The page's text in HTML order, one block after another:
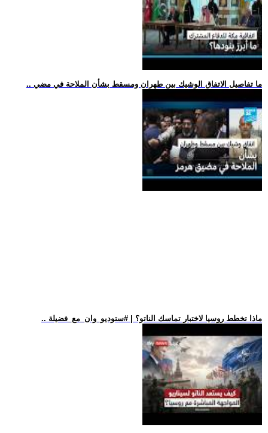
.. ما تفاصيل الاتفاق الوشيك بين طهران ومسقط بشأن الملاحة في مضي
.. ماذا تخطط روسيا لاختبار تماسك الناتو؟ | #ستوديو_وان_مع_فضيلة